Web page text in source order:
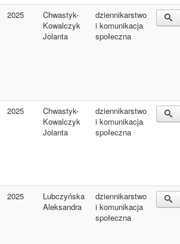
2025
Chwastyk-
Kowalczyk
Jolanta
dziennikarstwo
i komunikacja
społeczna
2025
Chwastyk-
Kowalczyk
Jolanta
dziennikarstwo
i komunikacja
społeczna
2025
Lubczyńska
Aleksandra
dziennikarstwo
i komunikacja
społeczna